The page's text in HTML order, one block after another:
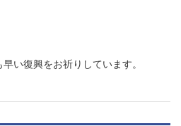
い復興をお祈りしています。